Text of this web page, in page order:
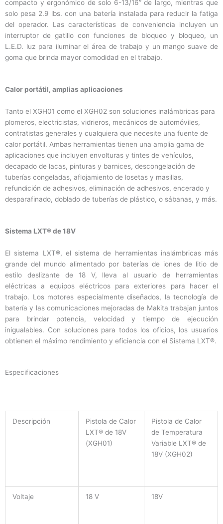
compacto y ergonómico de solo 6-13/16” de largo, mientras que
solo pesa 2.9 lbs. con una batería instalada para reducir la fatiga
del operador. Las características de conveniencia incluyen un
interruptor de gatillo con funciones de bloqueo y bloqueo, un
L.E.D. luz para iluminar el área de trabajo y un mango suave de
goma que brinda mayor comodidad en el trabajo.
Calor portátil, amplias aplicaciones
Tanto el XGH01 como el XGH02 son soluciones inalámbricas para
plomeros, electricistas, vidrieros, mecánicos de automóviles,
contratistas generales y cualquiera que necesite una fuente de
calor portátil. Ambas herramientas tienen una amplia gama de
aplicaciones que incluyen envolturas y tintes de vehículos,
decapado de lacas, pinturas y barnices, descongelación de
tuberías congeladas, aflojamiento de losetas y masillas,
refundición de adhesivos, eliminación de adhesivos, encerado y
desparafinado, doblado de tuberías de plástico, o sábanas, y más.
Sistema LXT® de 18V
El sistema LXT®, el sistema de herramientas inalámbricas más
grande del mundo alimentado por baterías de iones de litio de
estilo deslizante de 18 V, lleva al usuario de herramientas
eléctricas a equipos eléctricos para exteriores para hacer el
trabajo. Los motores especialmente diseñados, la tecnología de
batería y las comunicaciones mejoradas de Makita trabajan juntos
para brindar potencia, velocidad y tiempo de ejecución
inigualables. Con soluciones para todos los oficios, los usuarios
obtienen el máximo rendimiento y eficiencia con el Sistema LXT®.
Especificaciones
Descripción
Pistola de Calor
LXT® de 18V
(XGH01)
Pistola de Calor
de Temperatura
Variable LXT® de
18V (XGH02)
Voltaje 18 V 18V